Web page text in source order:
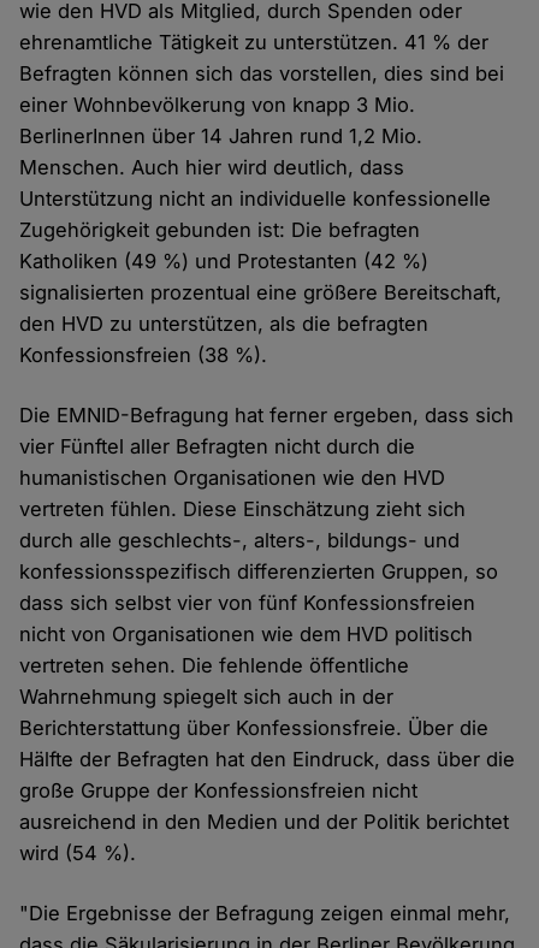
wie den HVD als Mitglied, durch Spenden oder
ehrenamtliche Tätigkeit zu unterstützen. 41 % der
Befragten können sich das vorstellen, dies sind bei
einer Wohnbevölkerung von knapp 3 Mio.
BerlinerInnen über 14 Jahren rund 1,2 Mio.
Menschen. Auch hier wird deutlich, dass
Unterstützung nicht an individuelle konfessionelle
Zugehörigkeit gebunden ist: Die befragten
Katholiken (49 %) und Protestanten (42 %)
signalisierten prozentual eine größere Bereitschaft,
den HVD zu unterstützen, als die befragten
Konfessionsfreien (38 %).
Die EMNID-Befragung hat ferner ergeben, dass sich
vier Fünftel aller Befragten nicht durch die
humanistischen Organisationen wie den HVD
vertreten fühlen. Diese Einschätzung zieht sich
durch alle geschlechts-, alters-, bildungs- und
konfessionsspezifisch differenzierten Gruppen, so
dass sich selbst vier von fünf Konfessionsfreien
nicht von Organisationen wie dem HVD politisch
vertreten sehen. Die fehlende öffentliche
Wahrnehmung spiegelt sich auch in der
Berichterstattung über Konfessionsfreie. Über die
Hälfte der Befragten hat den Eindruck, dass über die
große Gruppe der Konfessionsfreien nicht
ausreichend in den Medien und der Politik berichtet
wird (54 %).
"Die Ergebnisse der Befragung zeigen einmal mehr,